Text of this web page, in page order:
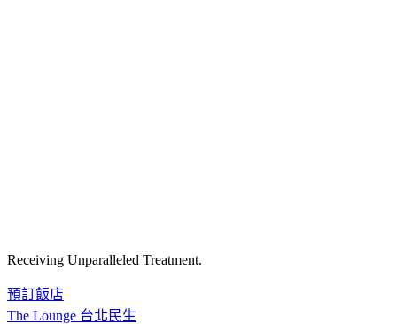
Receiving Unparalleled Treatment.
預訂飯店
The Lounge 台北民生